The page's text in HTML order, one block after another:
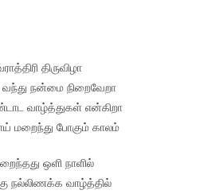
திருவிழா
நன்மை நிறைவேறா
வாழ்த்துகள் என்கிறா
மறைந்து போகும் காலம்
ஒளி நாளில்
நல்லிணக்க வாழ்த்தில்